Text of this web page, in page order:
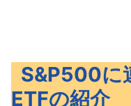
S&P500に
ETFの紹介